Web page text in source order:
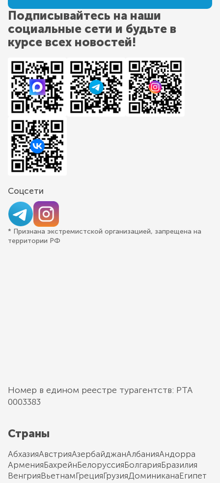
Подписывайтесь на наши
социальные сети и будьте в
курсе всех новостей!
Соцсети
* Признана экстремистской организацией, запрещена на
территории РФ
Номер в едином реестре турагентств: РТА
0003383
Страны
АбхазияАвстрияАзербайджанАлбанияАндорра
АрменияБахрейнБелоруссияБолгарияБразилия
ВенгрияВьетнамГрецияГрузияДоминиканаЕгипет